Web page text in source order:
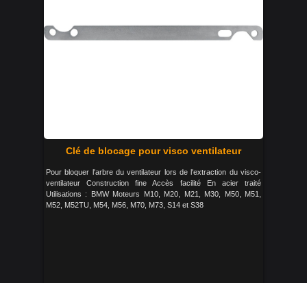
Clé de blocage pour visco ventilateur
Pour bloquer l'arbre du ventilateur lors de l'extraction du visco-
ventilateur Construction fine Accès facilité En acier traité
Utilisations : BMW Moteurs M10, M20, M21, M30, M50, M51,
M52, M52TU, M54, M56, M70, M73, S14 et S38